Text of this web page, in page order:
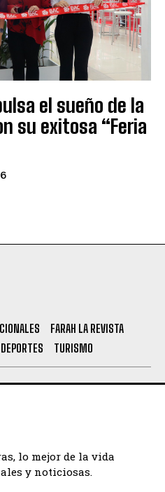
el sueño de la
su exitosa “Feria
FARAH LA REVISTA
DEPORTES TURISMO
lo mejor de la vida
y noticiosas.